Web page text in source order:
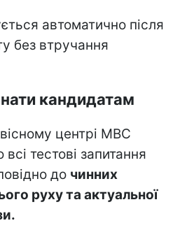
автоматично після
без втручання
кандидатам
центрі МВС
тестові запитання
до чинних
руху та актуальної